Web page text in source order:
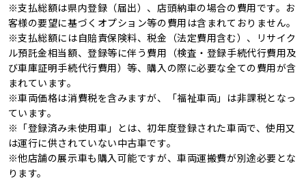
オートマチックハイビ
ーム
オートライト
記録簿 禁煙車
4WD キャンピングカー
※支払総額は県内登録（届出）、店頭納車の場合の費用です。お
客様の要望に基づくオプション等の費用は含まれておりません。
※支払総額には自賠責保険料、税金（法定費用含む）、リサイク
ル預託金相当額、登録等に伴う費用（検査・登録手続代行費用及
び車庫証明手続代行費用）等、購入の際に必要な全ての費用が含
まれています。
※車両価格は消費税を含みますが、「福祉車両」は非課税となっ
ています。
※「登録済み未使用車」とは、初年度登録された車両で、使用又
は運行に供されていない中古車です。
※他店舗の展示車も購入可能ですが、車両運搬費が別途必要とな
ります。